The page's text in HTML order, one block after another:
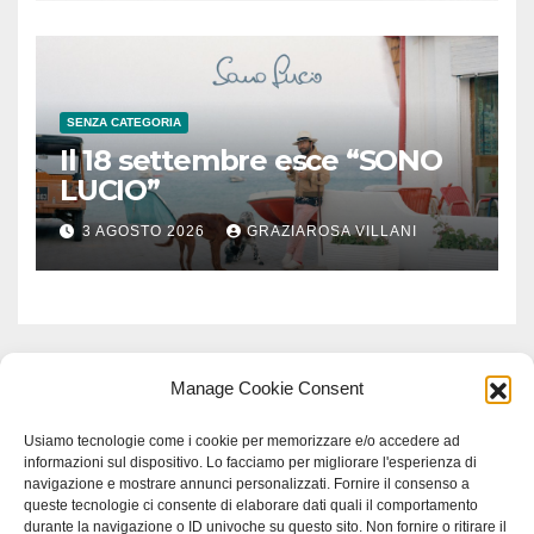
Manage Cookie Consent
Usiamo tecnologie come i cookie per memorizzare e/o accedere ad
informazioni sul dispositivo. Lo facciamo per migliorare l'esperienza di
navigazione e mostrare annunci personalizzati. Fornire il consenso a
queste tecnologie ci consente di elaborare dati quali il comportamento
durante la navigazione o ID univoche su questo sito. Non fornire o ritirare il
SENZA CATEGORIA
Il 18 settembre esce “SONO
LUCIO”
3 AGOSTO 2026 GRAZIAROSA VILLANI